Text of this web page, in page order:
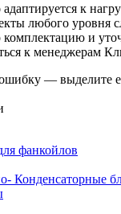
к
любого уровня
и
к менеджерам
— выделите
фанкойлов
Конденсаторные